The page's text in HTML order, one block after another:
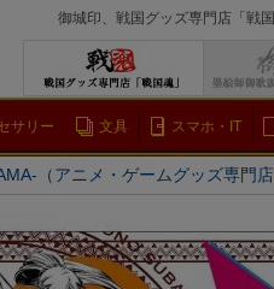
御城印、戦国グッズ専門店「戦
サリー 文具 スマホ・IT
（アニメ・ゲームグッズ専門店